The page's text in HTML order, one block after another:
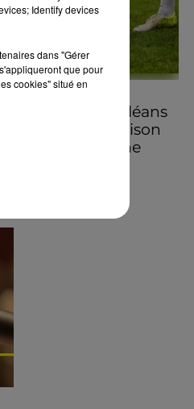
Ligue 3, Orléans
ouvre sa saison
en Bretagne
Identify devices
dans "Gérer
que pour
cookies" situé en